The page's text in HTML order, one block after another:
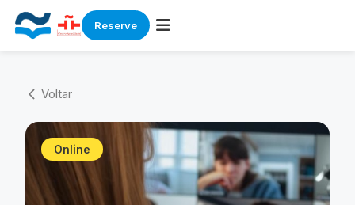
Reserve
content
arrow_back_ios Voltar
Online